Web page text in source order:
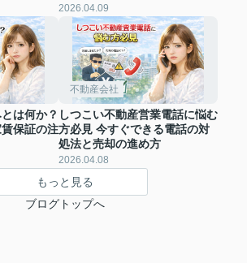
2026.04.09
は何か？
保証の注
不動産会社
しつこい不動産営業電話に悩む
方必見 今すぐできる電話の対
処法と売却の進め方
2026.04.08
もっと見る
ブログトップへ